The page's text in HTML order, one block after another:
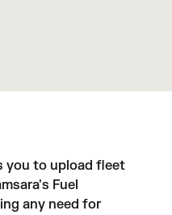
you to upload fleet
Fuel
any need for